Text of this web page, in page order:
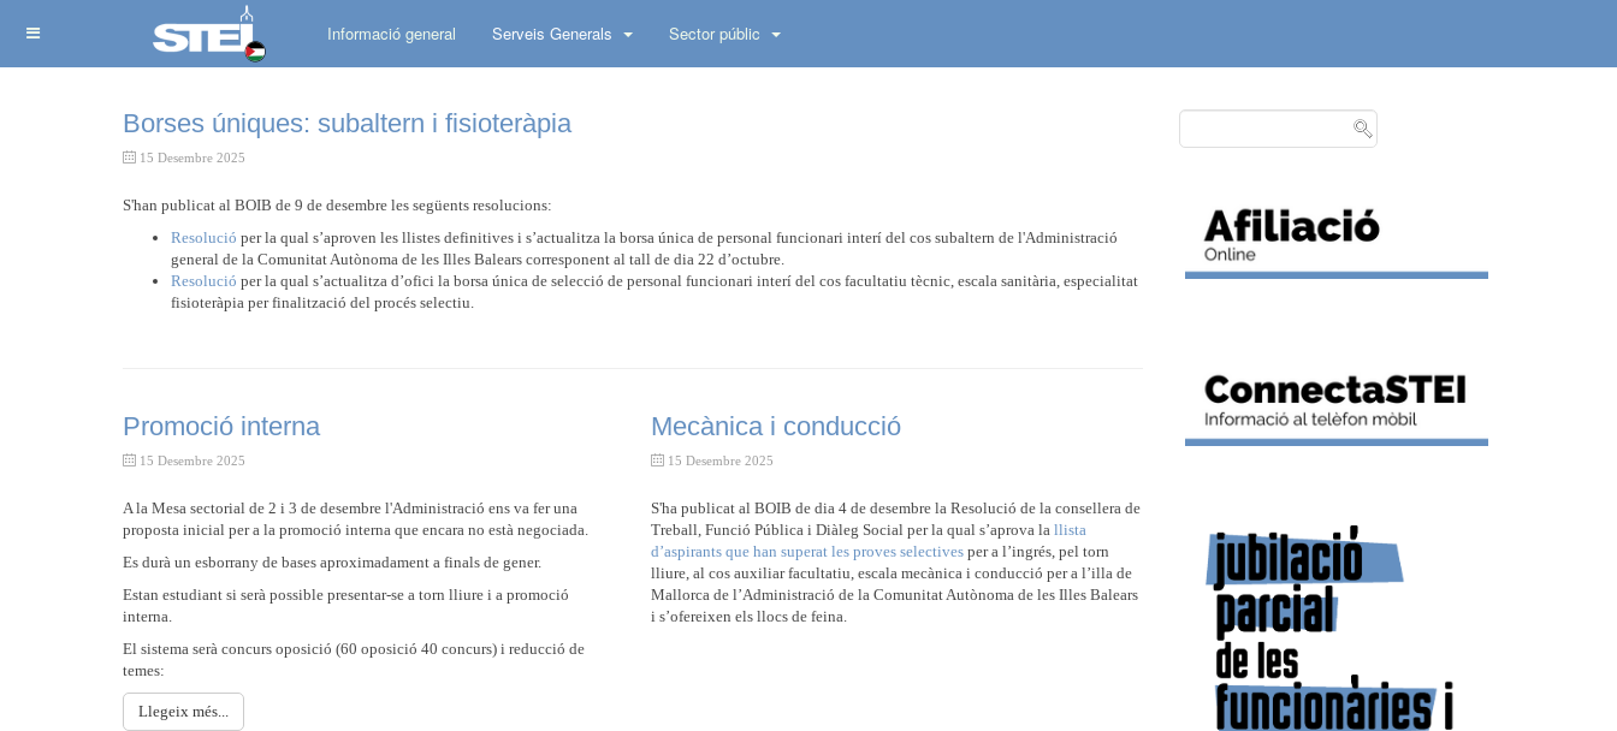
Informació general Serveis Generals Sector públic
Borses úniques: subaltern i fisioteràpia
15 Desembre 2025
S'han publicat al BOIB de 9 de desembre les següents resolucions:
Resolució per la qual s’aproven les llistes definitives i s’actualitza la borsa única de personal funcionari interí del cos subaltern de l'Administració
general de la Comunitat Autònoma de les Illes Balears corresponent al tall de dia 22 d’octubre.
Resolució per la qual s’actualitza d’ofici la borsa única de selecció de personal funcionari interí del cos facultatiu tècnic, escala sanitària, especialitat
fisioteràpia per finalització del procés selectiu.
Promoció interna
15 Desembre 2025
A la Mesa sectorial de 2 i 3 de desembre l'Administració ens va fer una
proposta inicial per a la promoció interna que encara no està negociada.
Es durà un esborrany de bases aproximadament a finals de gener.
Estan estudiant si serà possible presentar-se a torn lliure i a promoció
interna.
El sistema serà concurs oposició (60 oposició 40 concurs) i reducció de
temes:
Llegeix més...
Mecànica i conducció
15 Desembre 2025
S'ha publicat al BOIB de dia 4 de desembre la Resolució de la consellera de
Treball, Funció Pública i Diàleg Social per la qual s’aprova la llista
d’aspirants que han superat les proves selectivesper a l’ingrés, pel torn
lliure, al cos auxiliar facultatiu, escala mecànica i conducció per a l’illa de
Mallorca de l’Administració de la Comunitat Autònoma de les Illes Balears
i s’ofereixen els llocs de feina.